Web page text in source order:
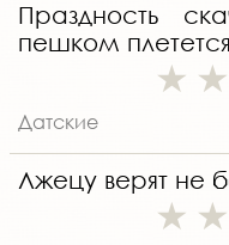
Праздность
пешком
Датские
Лжецу верят не